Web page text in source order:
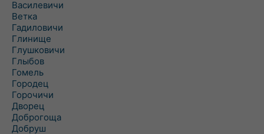
Василевичи
Ветка
Гадиловичи
Глинище
Глушковичи
Глыбов
Гомель
Городец
Горочичи
Дворец
Доброгоща
Добруш